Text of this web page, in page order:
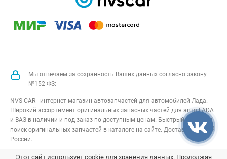
Мы отвечаем за сохранность Ваших данных согласно закону
№152-ФЗ:
NVS-CAR - интернет-магазин автозапчастей для автомобилей Лада.
Широкий ассортимент оригинальных запасных частей для авто LADA
и ВАЗ в наличии и под заказ по доступным ценам. Быстрый подбор и
поиск оригинальных запчастей в каталоге на сайте. Доставка по всей
России.
NVS-CAR© 2014 –2026Все права защищеныкарта сайта;
Этот сайт использует cookie для хранения данных. Продолжая